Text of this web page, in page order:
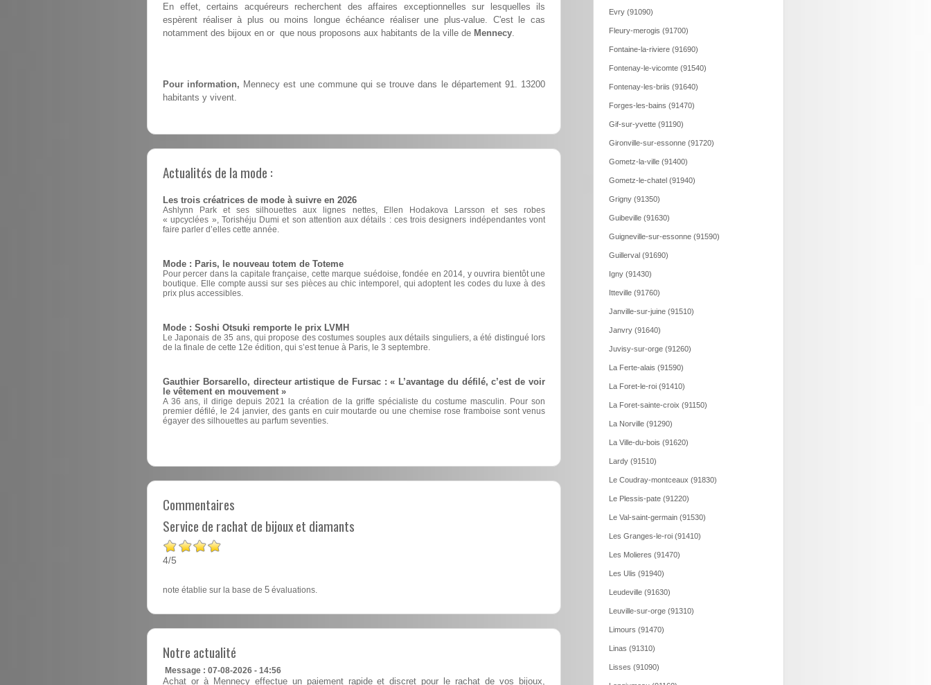
En effet, certains acquéreurs recherchent des affaires exceptionnelles sur lesquelles ils
espèrent réaliser à plus ou moins longue échéance réaliser une plus-value. C'est le cas
notamment des bijoux en or que nous proposons aux habitants de la ville de Mennecy
Pour information, Mennecy est une commune qui se trouve dans le département 91. 13200
habitants y vivent.
Actualités de la mode :
Les trois créatrices de mode à suivre en 2026
Ashlynn Park et ses silhouettes aux lignes nettes, Ellen Hodakova Larsson et ses robes
« upcyclées », Torishéju Dumi et son attention aux détails : ces trois designers indépendantes vont
faire parler d’elles cette année.
Mode : Paris, le nouveau totem de Toteme
Pour percer dans la capitale française, cette marque suédoise, fondée en 2014, y ouvrira bientôt une
boutique. Elle compte aussi sur ses pièces au chic intemporel, qui adoptent les codes du luxe à des
prix plus accessibles.
Mode : Soshi Otsuki remporte le prix LVMH
Le Japonais de 35 ans, qui propose des costumes souples aux détails singuliers, a été distingué lors
de la finale de cette 12e édition, qui s’est tenue à Paris, le 3 septembre.
Gauthier Borsarello, directeur artistique de Fursac : « L’avantage du défilé, c’est de voir
le vêtement en mouvement »
A 36 ans, il dirige depuis 2021 la création de la griffe spécialiste du costume masculin. Pour son
premier défilé, le 24 janvier, des gants en cuir moutarde ou une chemise rose framboise sont venus
égayer des silhouettes au parfum seventies.
Commentaires
Service de rachat de bijoux et diamants
4/5
note établie sur la base de 5 évaluations.
Notre actualité
Message : 07-08-2026 - 14:56
Achat or à Mennecy effectue un paiement rapide et discret pour le rachat de vos bijoux,
Evry (91090)
Fleury-merogis (91700)
Fontaine-la-riviere (91690)
Fontenay-le-vicomte (91540)
Fontenay-les-briis (91640)
Forges-les-bains (91470)
Gif-sur-yvette (91190)
Gironville-sur-essonne (91720)
Gometz-la-ville (91400)
Gometz-le-chatel (91940)
Grigny (91350)
Guibeville (91630)
Guigneville-sur-essonne (91590)
Guillerval (91690)
Igny (91430)
Itteville (91760)
Janville-sur-juine (91510)
Janvry (91640)
Juvisy-sur-orge (91260)
La Ferte-alais (91590)
La Foret-le-roi (91410)
La Foret-sainte-croix (91150)
La Norville (91290)
La Ville-du-bois (91620)
Lardy (91510)
Le Coudray-montceaux (91830)
Le Plessis-pate (91220)
Le Val-saint-germain (91530)
Les Granges-le-roi (91410)
Les Molieres (91470)
Les Ulis (91940)
Leudeville (91630)
Leuville-sur-orge (91310)
Limours (91470)
Linas (91310)
Lisses (91090)